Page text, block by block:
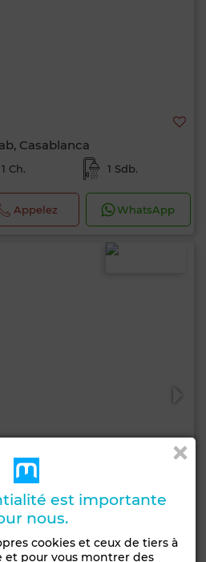
Casablanca
1 Ch. 1 Sdb.
Appelez WhatsApp
est importante
nous.
cookies et ceux de tiers à
et pour vous montrer des